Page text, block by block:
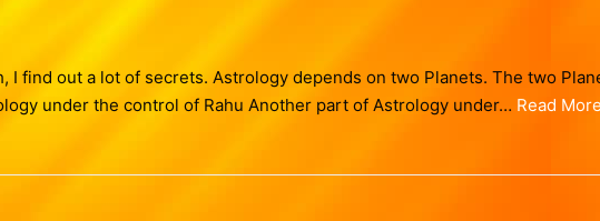
I find out a lot of secrets. Astrology depends on two Planets. The two
under the control of Rahu Another part of Astrology under… Read